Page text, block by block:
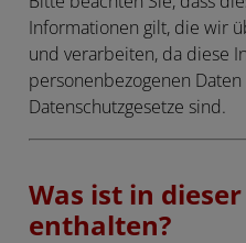
Informationen gilt, die wir
und verarbeiten, da diese
personenbezogenen
Datenschutzgesetze sind.
Was ist in
enthalten?